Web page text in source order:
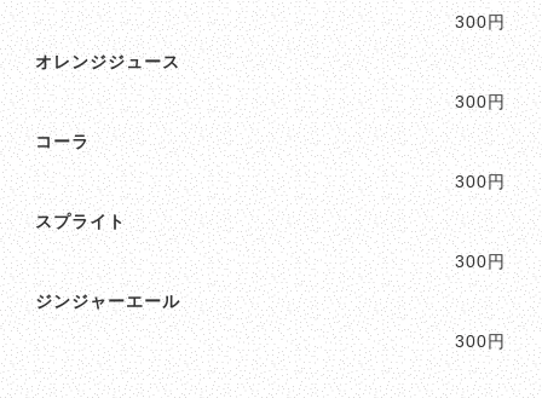
300円
オレンジジュース
300円
コーラ
300円
スプライト
300円
ジンジャーエール
300円